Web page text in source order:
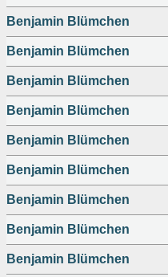
Benjamin Blümchen
Benjamin Blümchen
Benjamin Blümchen
Benjamin Blümchen
Benjamin Blümchen
Benjamin Blümchen
Benjamin Blümchen
Benjamin Blümchen
Benjamin Blümchen